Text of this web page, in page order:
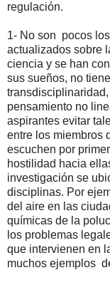
regulación.
1- No son pocos
actualizados sobre
ciencia y se han
sus sueños, no
pensamiento no
aspirantes evitar
entre los miembros
escuchen por
hostilidad hacia
investigación se
disciplinas. Por
del aire en las
químicas de la
los problemas
que intervienen en
muchos ejemplos